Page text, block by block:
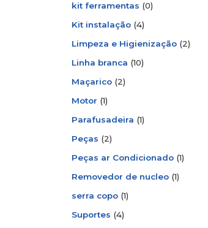
kit ferramentas (0)
Kit instalação (4)
Limpeza e Higienização (2)
Linha branca (10)
Maçarico (2)
Motor (1)
Parafusadeira (1)
Peças (2)
Peças ar Condicionado (1)
Removedor de nucleo (1)
serra copo (1)
Suportes (4)